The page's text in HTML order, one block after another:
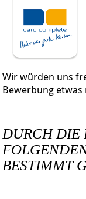
Stellenangebote
Was wir bieten
Wir würden uns
Bewerbung
DURCH DIE
BESTIMMT